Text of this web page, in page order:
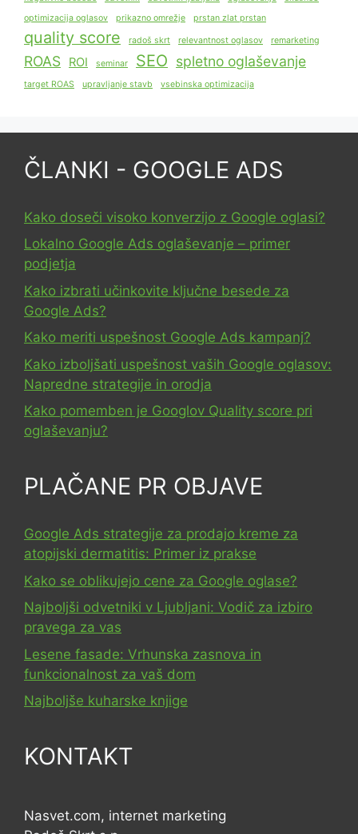
optimizacija oglasov
prikazno omrežje prstan zlat prstan
quality score radoš skrt relevantnost oglasov remarketing
ROAS ROI seminar SEO spletno oglaševanje
target ROAS upravljanje stavb vsebinska optimizacija
ČLANKI - GOOGLE ADS
Kako doseči visoko konverzijo z Google oglasi?
Lokalno Google Ads oglaševanje – primer
podjetja
Kako izbrati učinkovite ključne besede za
Google Ads?
Kako meriti uspešnost Google Ads kampanj?
Kako izboljšati uspešnost vaših Google oglasov:
Napredne strategije in orodja
Kako pomemben je Googlov Quality score pri
oglaševanju?
PLAČANE PR OBJAVE
Google Ads strategije za prodajo kreme za
atopijski dermatitis: Primer iz prakse
Kako se oblikujejo cene za Google oglase?
Najboljši odvetniki v Ljubljani: Vodič za izbiro
pravega za vas
Lesene fasade: Vrhunska zasnova in
funkcionalnost za vaš dom
Najboljše kuharske knjige
KONTAKT
Nasvet.com, internet marketing